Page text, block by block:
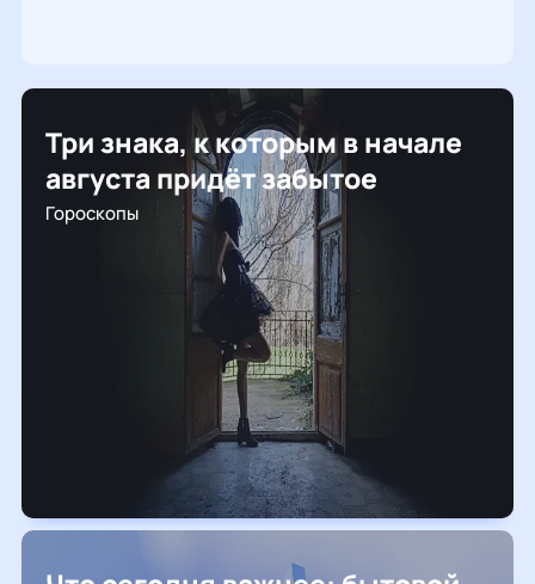
Три знака, к которым в начале
августа придёт забытое
Гороскопы